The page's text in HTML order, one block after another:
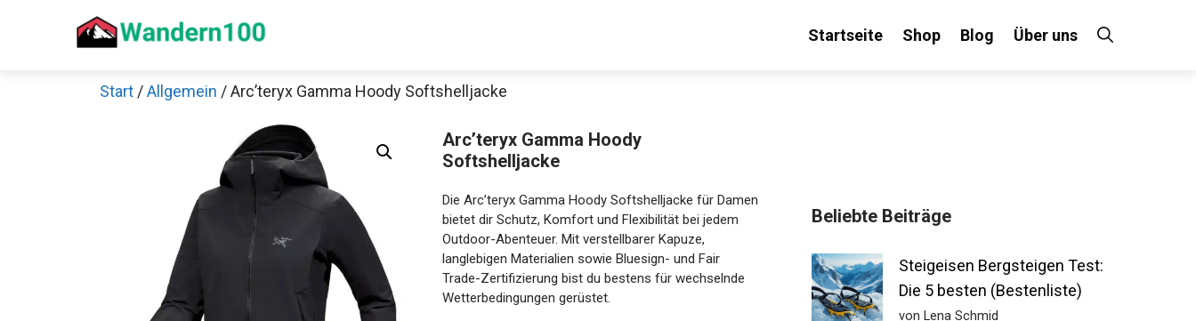
Startseite Shop Blog Über uns
Start /Allgemein / Arc’teryx Gamma Hoody Softshelljacke
Arc’teryx Gamma Hoody
Softshelljacke
Die Arc’teryx Gamma Hoody Softshelljacke für
Damen bietet dir Schutz, Komfort und Flexibilität bei
jedem Outdoor-Abenteuer. Mit verstellbarer Kapuze,
langlebigen Materialien sowie Bluesign- und Fair
Trade-Zertifizierung bist du bestens für wechselnde
Wetterbedingungen gerüstet.
Beliebte Beiträge
Steigeisen Bergsteigen Test:
Die 5 besten (Bestenliste)
von Lena Schmid
Decathlon Sale
Schaue dir jetzt die meistverkauften Produkte im Sale bei Decathlon an!
Jetzt anschauen